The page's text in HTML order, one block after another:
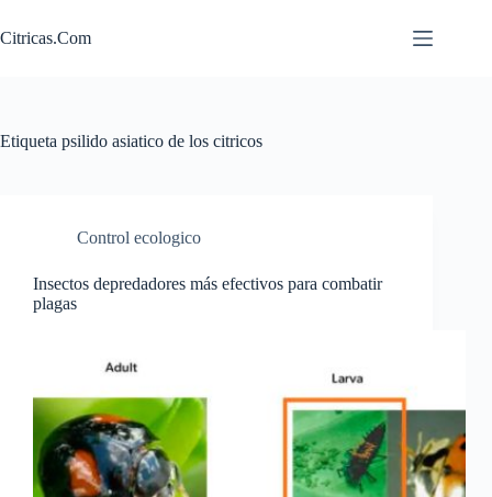
al
contenido
Citricas.Com
Etiqueta psilido asiatico de los citricos
Control ecologico
Insectos depredadores más efectivos para combatir
plagas